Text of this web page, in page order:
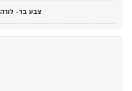
צבע בד- לורה